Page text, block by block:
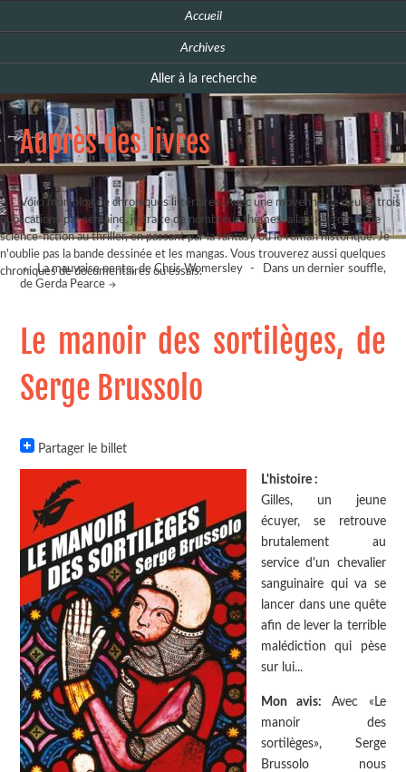
Accueil
Archives
Aller à la recherche
Auprès des livres
Voici mon blog de chroniques littéraires. Avec une moyenne de deux à trois
publications par semaine, je traite de nombreux thèmes, allant du roman de
science-fiction au thriller, en passant par la fantasy ou le roman historique. Je
n'oublie pas la bande dessinée et les mangas. Vous trouverez aussi quelques
chroniques de documentaires ou essais.
La mauvaise pente, de Chris Womersley -
Dans un dernier souffle,
de Gerda Pearce
Le manoir des sortilèges, de
Serge Brussolo
Partager le billet
L'histoire :
Gilles, un jeune
écuyer, se retrouve
brutalement au
service d'un chevalier
sanguinaire qui va se
lancer dans une quête
afin de lever la terrible
malédiction qui pèse
sur lui...
Mon avis: Avec «Le
manoir des
sortilèges», Serge
Brussolo nous